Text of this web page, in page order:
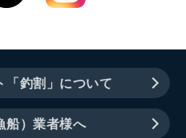
「釣割」について
船）業者様へ